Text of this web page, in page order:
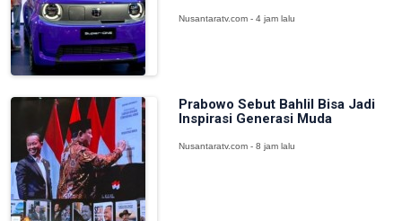
Nusantaratv.com - 4 jam lalu
Prabowo Sebut Bahlil Bisa Jadi
Inspirasi Generasi Muda
Nusantaratv.com - 8 jam lalu